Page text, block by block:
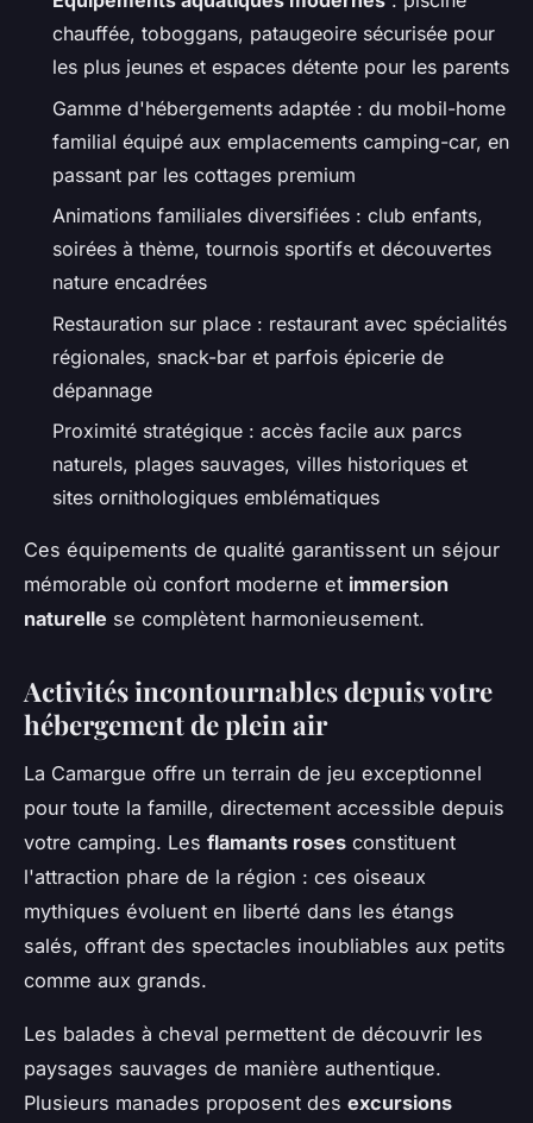
chauffée, toboggans, pataugeoire sécurisée pour
les plus jeunes et espaces détente pour les parents
Gamme d'hébergements adaptée : du mobil-home
familial équipé aux emplacements camping-car, en
passant par les cottages premium
Animations familiales diversifiées : club enfants,
soirées à thème, tournois sportifs et découvertes
nature encadrées
Restauration sur place : restaurant avec spécialités
régionales, snack-bar et parfois épicerie de
dépannage
Proximité stratégique : accès facile aux parcs
naturels, plages sauvages, villes historiques et
sites ornithologiques emblématiques
Ces équipements de qualité garantissent un séjour
mémorable où confort moderne et immersion
naturelle se complètent harmonieusement.
Activités incontournables depuis votre
hébergement de plein air
La Camargue offre un terrain de jeu exceptionnel
pour toute la famille, directement accessible depuis
votre camping. Les flamants roses constituent
l'attraction phare de la région : ces oiseaux
mythiques évoluent en liberté dans les étangs
salés, offrant des spectacles inoubliables aux petits
comme aux grands.
Les balades à cheval permettent de découvrir les
paysages sauvages de manière authentique.
Plusieurs manades proposent des excursions